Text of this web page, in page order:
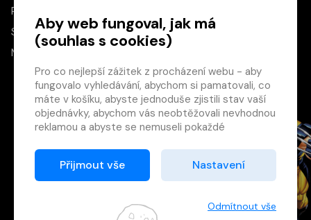
×
Máte u nás již
registrovaný
účet?
Registrací získáte slevu
na zboží ve výši 15 %
PO–PÁ
SO
10:00–13:00
NE
Zásady cookies
Aby web fungoval, jak má
(souhlas s cookies)
Pro co nejlepší zážitek z procházení webu - aby
fungovalo vyhledávání, abychom si pamatovali, co
máte v košíku, abyste jednoduše zjistili stav vaší
objednávky, abychom vás neobtěžovali nevhodnou
reklamou a abyste se nemuseli pokaždé
Proto od vás potřebujeme souhlas se
zpracováním souborů cookies
Děkujeme, že nám ho dáte a pomůžete nám tak
Přijmout vše Nastavení
Odmítnout vše